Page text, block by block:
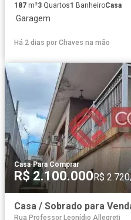
187 m²3 Quartos1 BanheiroCasa
·Garagem
Há 2 dias por Chaves na mão
Casa·Para Comprar
R$ 2.100.000R$
Rua Professor Leonídio Allegreti